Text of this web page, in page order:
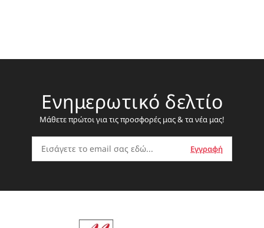
Ενημερωτικό δελτίο
Μάθετε πρώτοι για τις προσφορές μας & τα νέα μας!